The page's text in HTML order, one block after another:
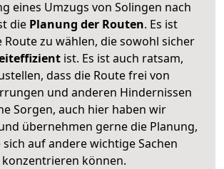
eines Umzugs von Solingen nach
diePlanung der Routen. Es ist
Route zu wählen, die sowohl sicher
ist. Es ist auch ratsam,
dass die Route frei von
und anderen Hindernissen
Sorgen, auch hier haben wir
übernehmen gerne die Planung,
sich auf andere wichtige Sachen
konzentrieren können.